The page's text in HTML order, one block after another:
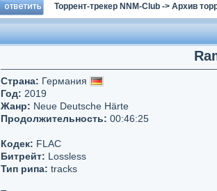
Торрент-трекер NNM-Club -> Архив
Страна: Германия
Год: 2019
Жанр: Neue Deutsche Härte
Продолжительность: 00:46:25
Кодек: FLAC
Битрейт: Lossless
Тип рипа: tracks